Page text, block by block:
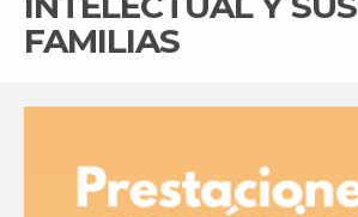
FAMILIAS